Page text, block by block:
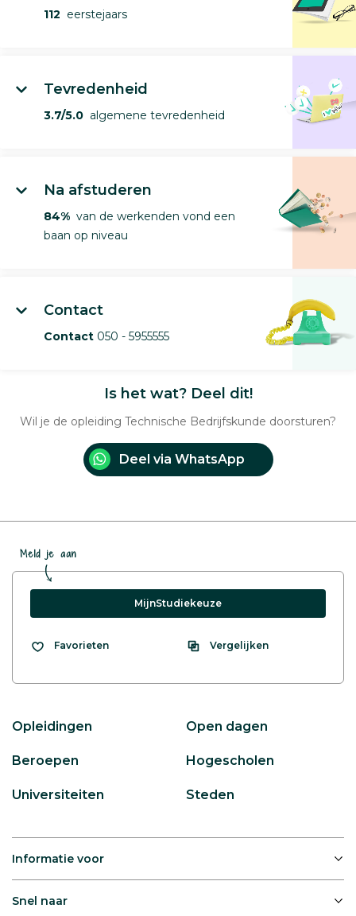
112 eerstejaars
Tevredenheid
3.7/5.0 algemene tevredenheid
Na afstuderen
84% van de werkenden vond een
baan op niveau
Contact
Contact 050 - 5955555
Is het wat? Deel dit!
Wil je de opleiding Technische Bedrijfskunde doorsturen?
Deel via WhatsApp
Meld je aan
MijnStudiekeuze
Favorieten Vergelijken
Opleidingen Open dagen
Beroepen Hogescholen
Universiteiten Steden
Informatie voor
Snel naar